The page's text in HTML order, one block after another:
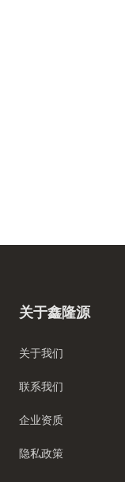
关于鑫隆源
关于我们
联系我们
企业资质
隐私政策